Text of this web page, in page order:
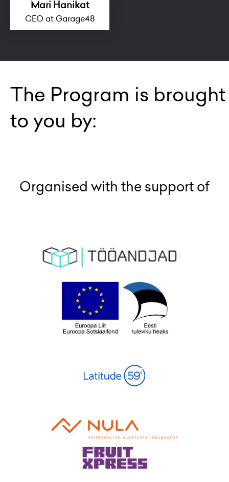
Mari Hanikat
CEO at Garage48
The Program is brought
to you by:
Organised with the support of